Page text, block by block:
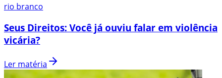
rio branco
Seus Direitos: Você já ouviu falar em violência
vicária?
Ler matéria